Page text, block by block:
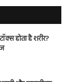
होता है शरीर?